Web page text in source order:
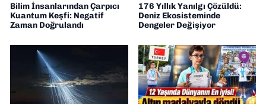
Bilim İnsanlarından Çarpıcı
Kuantum Keşfi: Negatif
Zaman Doğrulandı
176 Yıllık Yanılgı Çözüldü:
Deniz Ekosisteminde
Dengeler Değişiyor